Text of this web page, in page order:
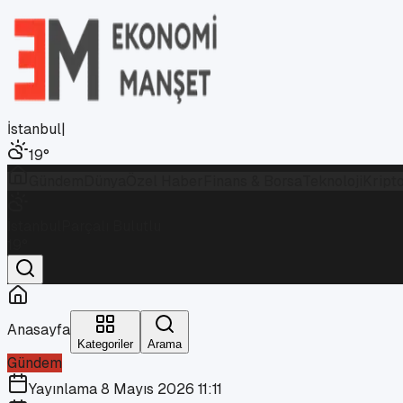
İstanbul|
19°
Anasayfa
Kategoriler Arama
Gündem
Yayınlama8 Mayıs 2026 11:11